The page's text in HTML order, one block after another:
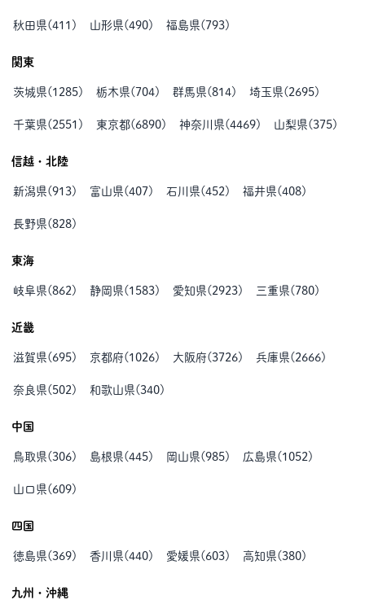
秋田県(411 ) 山形県(490) 福島県( 793)
関東
茨城県( 1285) 栃木県( 704) 群馬県(814) 埼玉県( 2695)
千葉県( 2551 ) 東京都( 6890) 神奈川県(4469) 山梨県(375)
信越・北陸
新潟県(913) 富山県(407 ) 石川県(452 ) 福井県(408)
長野県(828)
東海
岐阜県(862 ) 静岡県( 1583) 愛知県( 2923) 三重県( 780)
近畿
滋賀県( 695) 京都府( 1026) 大阪府(3726) 兵庫県( 2666)
奈良県( 502 ) 和歌山県(340)
中国
鳥取県(306) 島根県(445) 岡山県(985) 広島県( 1052 )
山口県( 609)
四国
徳島県(369) 香川県(440) 愛媛県( 603) 高知県(380)
九州・沖縄